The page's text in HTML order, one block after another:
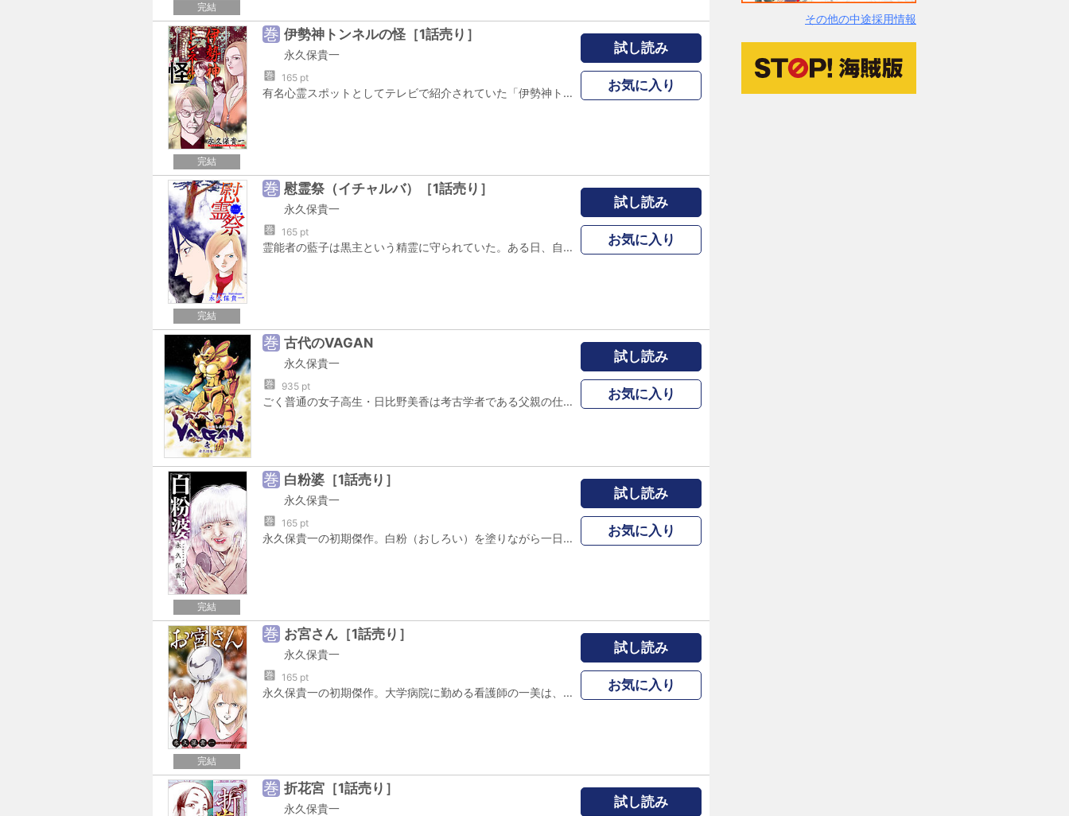
完結
完結
巻 伊勢神トンネルの怪［1話売り］
永久保貴一
巻 165 pt
有名心霊スポットとしてテレビで紹介されていた「伊勢神トンネル」に、突撃取材する事になった永久保。愛知県の深い山中にある伊勢神峠とその近辺を調査する、永久保と担当編集に霊感ライターを加えた4人の突撃取材班が実際に体験した恐怖とは――!?(101P)(この作品はウェブ・マガジン：ホラー シルキー増刊 戦戦恐恐 Vol.4に収録されています。重複購入にご注意ください。)
試し読み
お気に入り
完結
巻 慰霊祭（イチャルバ）［1話売り］
永久保貴一
巻 165 pt
霊能者の藍子は黒主という精霊に守られていた。ある日、自殺が続くというホテルからお祓いの依頼が来る。黒主はいやな予感がすると告げるが、藍子は何かを感じそのホテルの部屋に赴く。そして、そこで見たものは…(61P)(この作品はウェブ・マガジン：ホラー シルキー増刊 奇奇怪怪 Vol.3に収録されています。重複購入にご注意ください。)
試し読み
お気に入り
巻 古代のVAGAN
永久保貴一
巻 935 pt
ごく普通の女子高生・日比野美香は考古学者である父親の仕事に合わせ転校し そこで美少年の水無瀬梓と秋月蓮に出会う。 そんなある日、父親の平吉が行方不明となる事件が発生する。 その夜、美香も人面蜘蛛に乗り移られた暴走族に連れ去られてしまうが、ポケットに入れていた赤い聖石が繭を放ち、美香はわけもわからず「馬銜(ばがん)」に変身する。これをきっかけに、美香は悪の教団「暗黒切支丹(ぶらっくぜずす)」から命を狙われることになる… 大人気オカルト・アクション漫画『変幻退魔夜行 カルラ舞う!』を手掛ける永久保貴一先生が描く変身ヒーローアクション漫画！ 永久保貴一先生の描き下ろし「酒呪雑多」も収録！ ※本編収録話数は朝日ソノラマ『古代のVAGAN』1巻と同じ構成になります。
試し読み
お気に入り
完結
巻 白粉婆［1話売り］
永久保貴一
巻 165 pt
永久保貴一の初期傑作。白粉（おしろい）を塗りながら一日中村を徘徊する老女をからかう中学生の良夫は、ある日、その老女が殺されて死体が土蔵に埋め込まれていた事を知る。そして、その夜遅く、何故か化粧品の匂いをさせた良夫の姉が取り憑かれたような様子で「蔵に来い」と良夫に詰め寄ってきた…。(33P)(この作品はウェブ・マガジン：ホラー シルキー増刊 戦戦恐恐 Vol.3に収録されています。重複購入にご注意ください。)
試し読み
お気に入り
完結
巻 お宮さん［1話売り］
永久保貴一
巻 165 pt
永久保貴一の初期傑作。大学病院に勤める看護師の一美は、結婚を切り出さない交際中の医師・岩崎に見合いの話が来ている事を打ち明ける。岩崎は一美を引き留め、自分の背後に霊が写っている写真を見せた。実家の医院に幽霊が出る、というのだ…。(28P)(この作品はウェブ・マガジン：ホラー シルキー増刊 奇奇怪怪 Vol.2に収録されています。重複購入にご注意ください。)
試し読み
お気に入り
巻 折花宮［1話売り］
永久保貴一 試し読み
その他の中途採用情報